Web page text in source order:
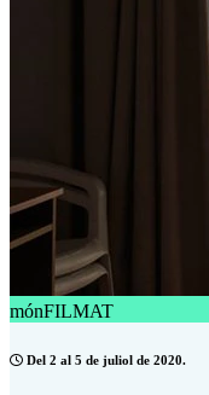
mónFILMAT
Del 2 al 5 de juliol de 2020.